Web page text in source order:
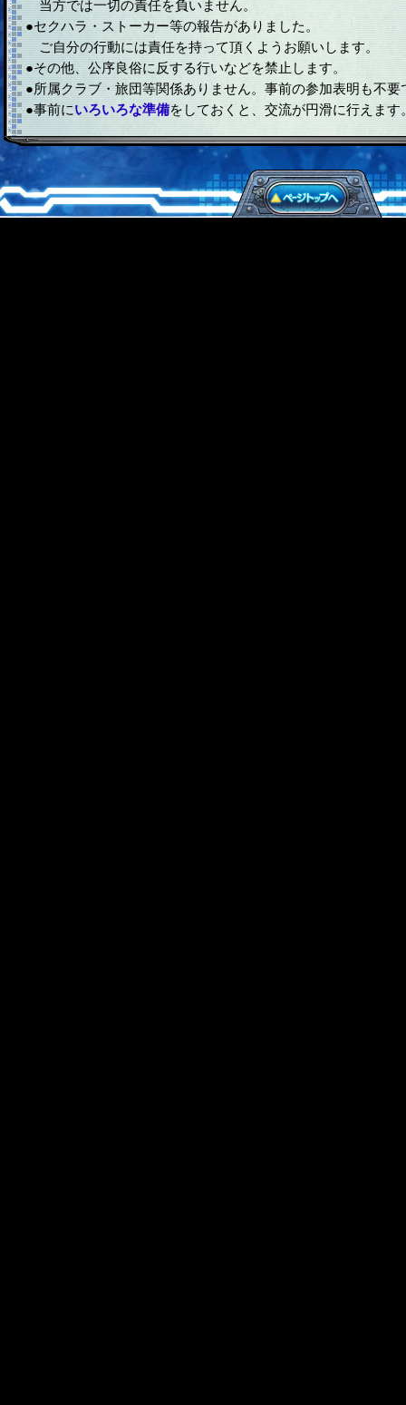
当方では一切の責任を負いません。
●セクハラ・ストーカー等の報告がありました。
ご自分の行動には責任を持って頂くようお願いします。
●その他、公序良俗に反する行いなどを禁止します。
●所属クラブ・旅団等関係ありません。事前の参加表明も不要
●事前にいろいろな準備をしておくと、交流が円滑に行えます